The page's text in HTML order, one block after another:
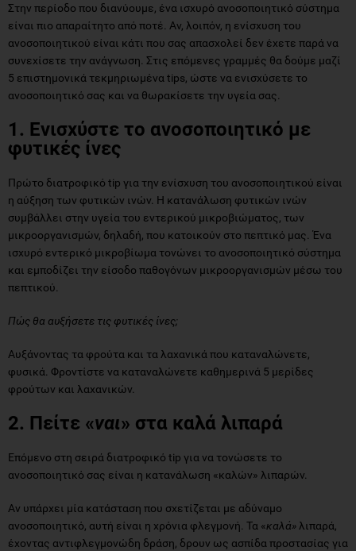
Στην περίοδο που διανύουμε, ένα ισχυρό ανοσοποιητικό σύστημα
είναι πιο απαραίτητο από ποτέ. Αν, λοιπόν, η ενίσχυση του
ανοσοποιητικού είναι κάτι που σας απασχολεί δεν έχετε παρά να
συνεχίσετε την ανάγνωση. Στις επόμενες γραμμές θα δούμε μαζί
5 επιστημονικά τεκμηριωμένα tips, ώστε να ενισχύσετε το
ανοσοποιητικό σας και να θωρακίσετε την υγεία σας.
1. Ενισχύστε το ανοσοποιητικό με
φυτικές ίνες
Πρώτο διατροφικό tip για την ενίσχυση του ανοσοποιητικού είναι
η αύξηση των φυτικών ινών. Η κατανάλωση φυτικών ινών
συμβάλλει στην υγεία του εντερικού μικροβιώματος, των
μικροοργανισμών, δηλαδή, που κατοικούν στο πεπτικό μας. Ένα
ισχυρό εντερικό μικροβίωμα τονώνει το ανοσοποιητικό σύστημα
και εμποδίζει την είσοδο παθογόνων μικροοργανισμών μέσω του
πεπτικού.
Πώς θα αυξήσετε τις φυτικές ίνες;
Αυξάνοντας τα φρούτα και τα λαχανικά που καταναλώνετε,
φυσικά. Φροντίστε να καταναλώνετε καθημερινά 5 μερίδες
φρούτων και λαχανικών.
2. Πείτε «ναι» στα καλά λιπαρά
Επόμενο στη σειρά διατροφικό tip για να τονώσετε το
ανοσοποιητικό σας είναι η κατανάλωση «καλών» λιπαρών.
Αν υπάρχει μία κατάσταση που σχετίζεται με αδύναμο
ανοσοποιητικό, αυτή είναι η χρόνια φλεγμονή. Τα «καλά» λιπαρά,
έχοντας αντιφλεγμονώδη δράση, δρουν ως ασπίδα προστασίας για